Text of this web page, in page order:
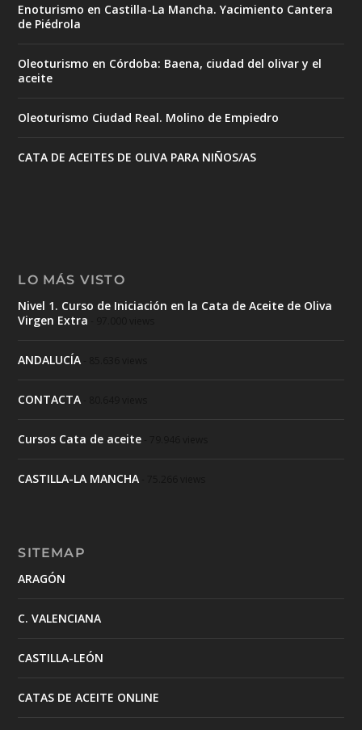
Enoturismo en Castilla-La Mancha. Yacimiento Cantera
de Piédrola
Oleoturismo en Córdoba: Baena, ciudad del olivar y el
aceite
Oleoturismo Ciudad Real. Molino de Empiedro
CATA DE ACEITES DE OLIVA PARA NIÑOS/AS
LO MÁS VISTO
Nivel 1. Curso de Iniciación en la Cata de Aceite de Oliva
Virgen Extra
ANDALUCÍA
CONTACTA
Cursos Cata de aceite
CASTILLA-LA MANCHA
SITEMAP
ARAGÓN
C. VALENCIANA
CASTILLA-LEÓN
CATAS DE ACEITE ONLINE